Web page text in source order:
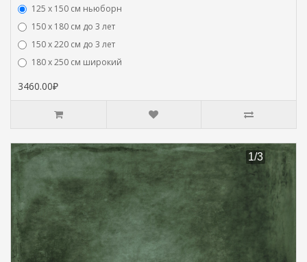
125 x 150 см ньюборн
150 х 180 см до 3 лет
150 х 220 см до 3 лет
180 х 250 см широкий
3460.00₽